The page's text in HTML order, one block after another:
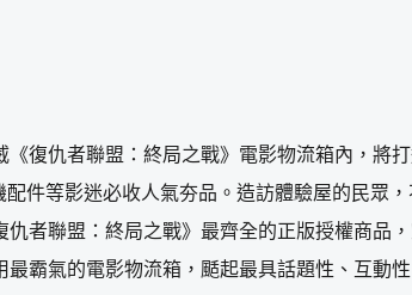
《復仇者聯盟：終局之戰》電影物流箱內，將
件等影迷必收人氣夯品。造訪體驗屋的民眾
仇者聯盟：終局之戰》最齊全的正版授權商品
霸氣的電影物流箱，颳起最具話題性、互動